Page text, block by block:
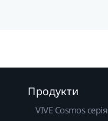
Продукти
VIVE Cosmos серія